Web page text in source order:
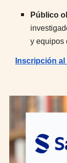
Público
y equipos
Inscripción